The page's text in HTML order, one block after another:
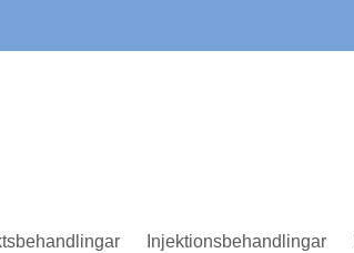
Injektionsbehandlingar